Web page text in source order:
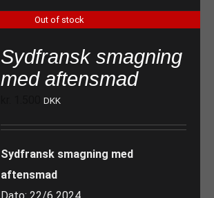
Out of stock
Sydfransk smagning
med aftensmad
DKK
Sydfransk smagning med
aftensmad